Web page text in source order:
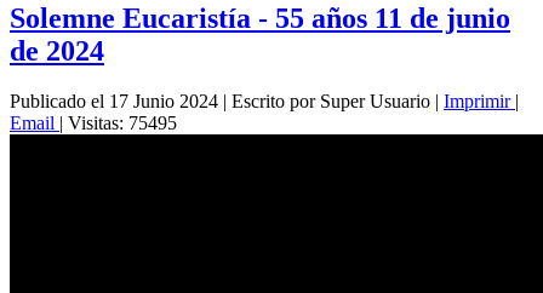
Solemne Eucaristía - 55 años 11 de junio
de 2024
Publicado el 17 Junio 2024 | Escrito por Super Usuario | Imprimir |
Email | Visitas: 75495